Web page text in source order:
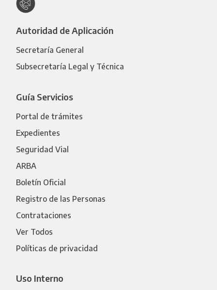
Autoridad de Aplicación
Secretaría General
Subsecretaría Legal y Técnica
Guía Servicios
Portal de trámites
Expedientes
Seguridad Vial
ARBA
Boletín Oficial
Registro de las Personas
Contrataciones
Ver Todos
Políticas de privacidad
Uso Interno